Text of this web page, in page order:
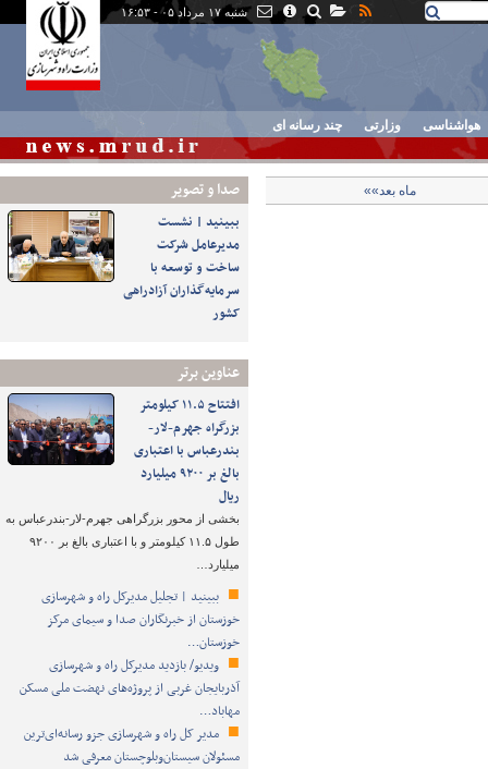
شنبه ۱۷ مرداد ۰۵ - ۱۶:۵۳
هواشناسی وزارتی چند رسانه ای
صدا و تصوير
ببینید | نشست
مدیرعامل شرکت
ساخت و توسعه با
سرمایه‌گذاران آزادراهی
کشور
عناوین برتر
افتتاح ۱۱.۵ کیلومتر
بزرگراه جهرم-لار-
بندرعباس با اعتباری
بالغ بر ۹۲۰۰ میلیارد
ریال
بخشی از محور بزرگراهی جهرم-لار-بندرعباس به
طول ۱۱.۵ کیلومتر و با اعتباری بالغ بر ۹۲۰۰
میلیارد…
ببینید | تجلیل مدیرکل راه و شهرسازی
خوزستان از خبرنگاران صدا و سیمای مرکز
خوزستان…
ویدیو/ بازدید مدیرکل راه و شهرسازی
آذربایجان غربی از پروژه‌های نهضت ملی مسکن
مهاباد…
مدیر کل راه و شهرسازی جزو رسانه‌ای‌ترین
مسئولان سیستان‌وبلوچستان معرفی شد
ماه بعد»»